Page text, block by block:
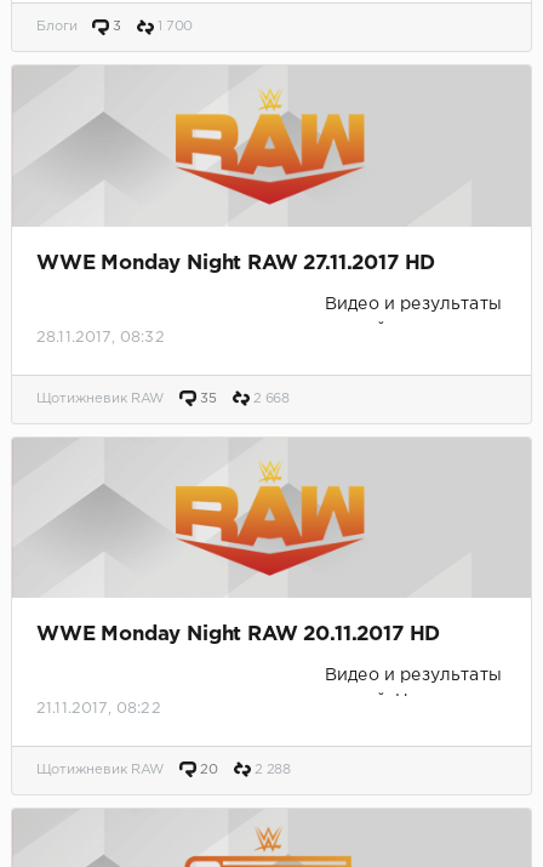
Блоги 3 1 700
WWE Monday Night RAW 27.11.2017 HD
Видео и результаты
28.11.2017, 08:32
Щотижневик RAW 35 2 668
WWE Monday Night RAW 20.11.2017 HD
Видео и результаты
матчей. Нервным и
смотреть.
21.11.2017, 08:22
Щотижневик RAW 20 2 288